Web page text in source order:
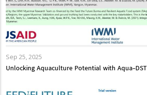
Sep 25, 2025
Unlocking Aquaculture Potential with Aqua-